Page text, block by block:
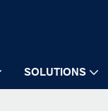
SOLUTIONS